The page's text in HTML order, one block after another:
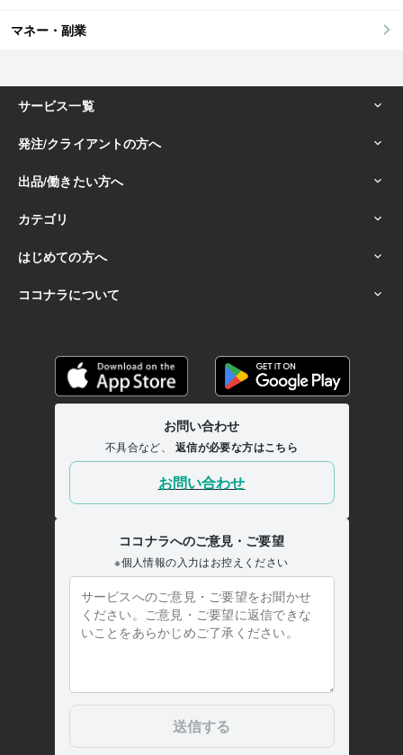
マネー・副業